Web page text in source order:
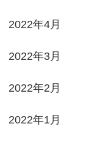
2022年4月
2022年3月
2022年2月
2022年1月